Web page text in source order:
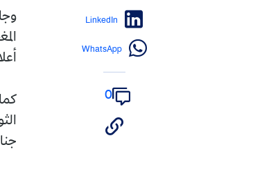
وجاء في
المغفور له
أعلام
كما تقدم
الثورية،
جناته،
LinkedIn
WhatsApp